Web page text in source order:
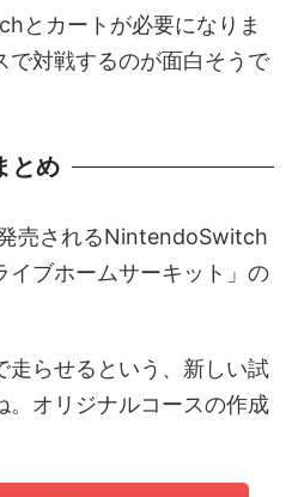
とカートが必要になりま
で対戦するのが面白そうで
とめ
売されるNintendoSwitch
イブホームサーキット」の
走らせるという、新しい試
。オリジナルコースの作成